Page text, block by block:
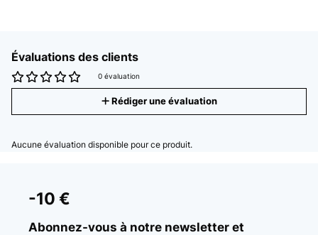
Évaluations des clients
0 évaluation
Rédiger une évaluation
Aucune évaluation disponible pour ce produit.
-10 €
Abonnez-vous à notre newsletter et